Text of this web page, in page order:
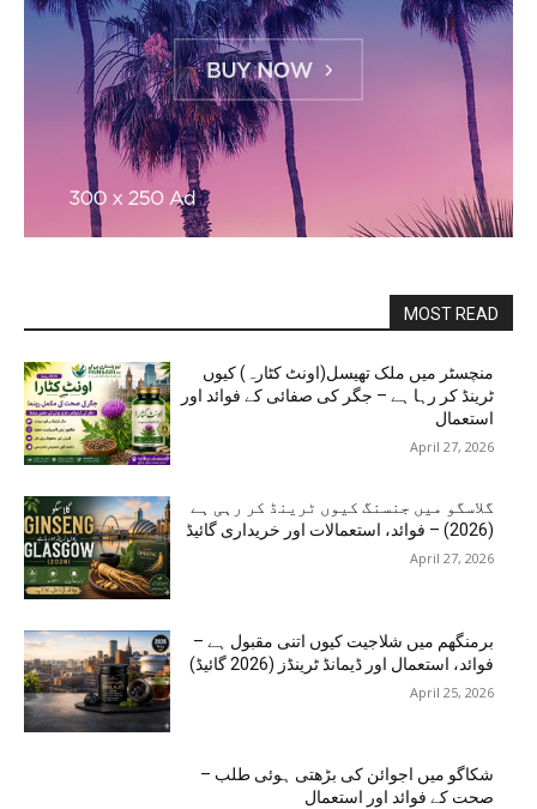
MOST READ
منچسٹر میں ملک تھیسل(اونٹ کٹارہ) کیوں
ٹرینڈ کر رہا ہے – جگر کی صفائی کے فوائد اور
استعمال
April 27, 2026
گلاسگو میں جنسنگ کیوں ٹرینڈ کر رہی ہے
(2026) – فوائد، استعمالات اور خریداری گائیڈ
April 27, 2026
برمنگھم میں شلاجیت کیوں اتنی مقبول ہے –
فوائد، استعمال اور ڈیمانڈ ٹرینڈز (2026 گائیڈ)
April 25, 2026
شکاگو میں اجوائن کی بڑھتی ہوئی طلب –
صحت کے فوائد اور استعمال